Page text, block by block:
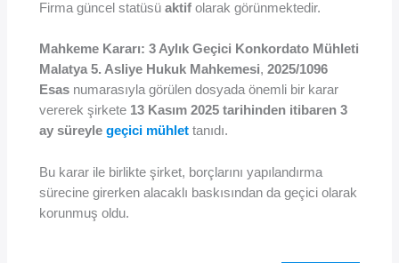
Firma güncel statüsüaktif olarak görünmektedir.
Mahkeme Kararı: 3 Aylık Geçici Konkordato Mühleti
Malatya 5. Asliye Hukuk Mahkemesi,2025/1096
Esas numarasıyla görülen dosyada önemli bir karar
vererek şirkete 13 Kasım 2025 tarihinden itibaren 3
ay süreyle geçici mühlet tanıdı.
Bu karar ile birlikte şirket, borçlarını yapılandırma
sürecine girerken alacaklı baskısından da geçici olarak
korunmuş oldu.